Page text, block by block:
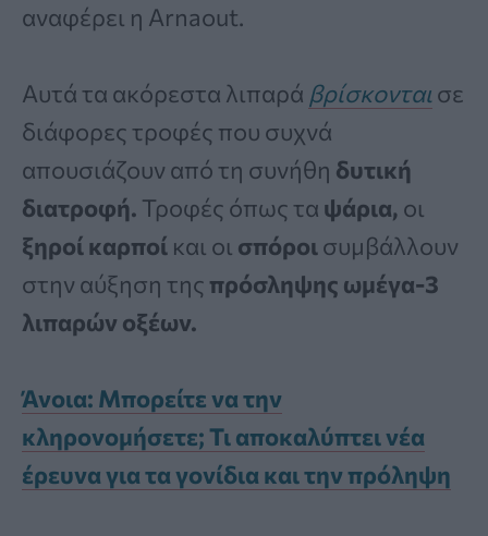
αναφέρει η Arnaout.
Αυτά τα ακόρεστα λιπαρά βρίσκονται σε
διάφορες τροφές που συχνά
απουσιάζουν από τη συνήθη δυτική
διατροφή. Τροφές όπως τα ψάρια, οι
ξηροί καρποί και οι σπόροισυμβάλλουν
στην αύξηση της πρόσληψης ωμέγα-3
λιπαρών οξέων.
Άνοια: Μπορείτε να την
κληρονομήσετε; Τι αποκαλύπτει νέα
έρευνα για τα γονίδια και την πρόληψη